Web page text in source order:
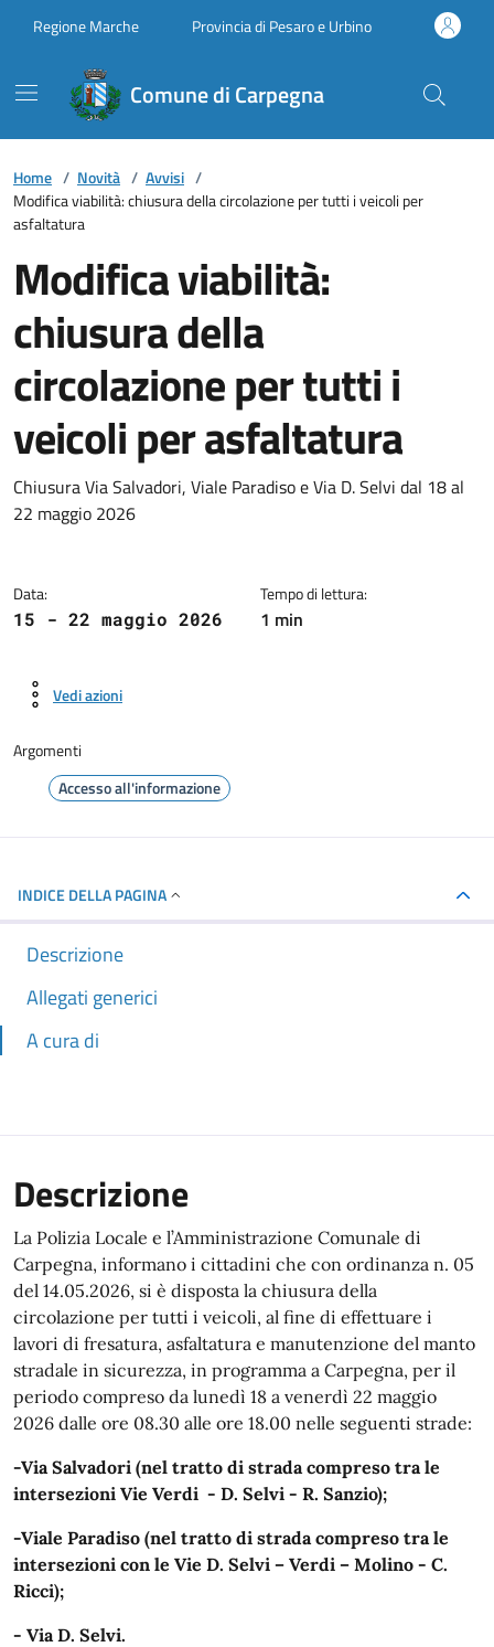
Regione Marche Provincia di Pesaro e Urbino
Comune di Carpegna
Home / Novità / Avvisi /
Modifica viabilità: chiusura della circolazione per tutti i veicoli per
asfaltatura
Modifica viabilità:
chiusura della
circolazione per tutti i
veicoli per asfaltatura
Dettagli della notizia
Chiusura Via Salvadori, Viale Paradiso e Via D. Selvi dal 18 al
22 maggio 2026
Data:
15 - 22 maggio 2026
Tempo di lettura:
1 min
Vedi azioni
Argomenti
Accesso all'informazione
INDICE DELLA PAGINA
Descrizione
Allegati generici
A cura di
Descrizione
La Polizia Locale e l’Amministrazione Comunale di
Carpegna, informano i cittadini che con ordinanza n. 05
del 14.05.2026, si è disposta la chiusura della
circolazione per tutti i veicoli, al fine di effettuare i
lavori di fresatura, asfaltatura e manutenzione del manto
stradale in sicurezza, in programma a Carpegna, per il
periodo compreso da lunedì 18 a venerdì 22 maggio
2026 dalle ore 08.30 alle ore 18.00 nelle seguenti strade:
-Via Salvadori (nel tratto di strada compreso tra le
intersezioni Vie Verdi - D. Selvi - R. Sanzio);
-Viale Paradiso (nel tratto di strada compreso tra le
intersezioni con le Vie D. Selvi – Verdi – Molino - C.
Ricci);
- Via D. Selvi.